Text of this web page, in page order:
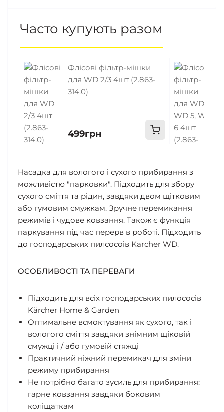
Часто купують разом
Флісові фільтр-мішки
для WD 2/3 4шт (2.863-
314.0)
499грн
Насадка для вологого і сухого прибирання з
можливістю "парковки". Підходить для збору
сухого сміття та рідин, завдяки двом щітковим
або гумовим смужкам. Зручне перемикання
режимів і чудове ковзання. Також є функція
паркування під час перерв в роботі. Підходить
до господарських пилсосоів Karcher WD.
ОСОБЛИВОСТІ ТА ПЕРЕВАГИ
Підходить для всіх господарських пилососів
Kärcher Home & Garden
Оптимальне всмоктування як сухого, так і
вологого сміття завдяки знімним щіковій
смужці і / або гумовій стяжці
Практичний ніжний перемикач для зміни
режиму прибирання
Не потрібно багато зусиль для прибирання:
гарне ковзання завдяки боковим
коліщаткам